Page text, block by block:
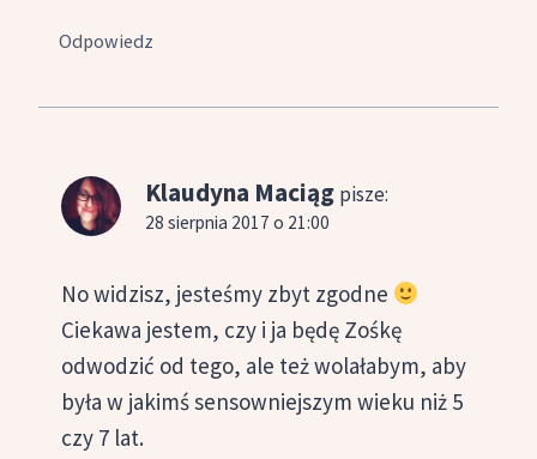
Odpowiedz
Klaudyna Maciąg pisze:
28 sierpnia 2017 o 21:00
No widzisz, jesteśmy zbyt zgodne
Ciekawa jestem, czy i ja będę Zośkę
odwodzić od tego, ale też wolałabym, aby
była w jakimś sensowniejszym wieku niż 5
czy 7 lat.